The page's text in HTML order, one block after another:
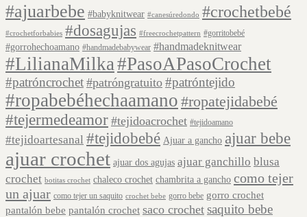
#ajuarbebe #babyknitwear #canesúredondo #crochetbebé
#crochetforbabies #dosagujas #freecrochetpattern #gorritobebé
#gorrohechoamano #handmadebabywear #handmadeknitwear
#LilianaMilka #PasoAPasoCrochet
#patróncrochet #patróngratuito #patróntejido
#ropabebéhechaamano #ropatejidabebé
#tejermedeamor #tejidoacrochet #tejidoamano
#tejidoartesanal #tejidobebé Ajuar a gancho ajuar bebe
ajuar crochet ajuar dos agujas ajuar ganchillo blusa
crochet botitas crochet chaleco crochet chambrita a gancho como tejer
un ajuar como tejer un saquito crochet bebe gorro bebe gorro crochet
pantalón bebe pantalón crochet saco crochet saquito bebe